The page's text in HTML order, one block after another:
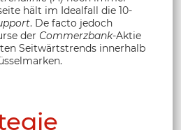
hält im Idealfall die 10-
. De facto jedoch
der Commerzbank-Aktie
Seitwärtstrends innerhalb